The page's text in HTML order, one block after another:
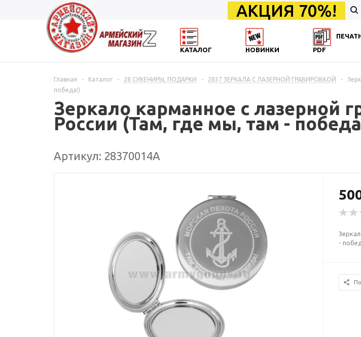
АКЦИЯ 70%!
КАТАЛОГ НОВИНКИ
PDF
Главная - Каталог - 28 СУВЕНИРЫ, ПОДАРКИ - 2837 ЗЕРКАЛА С ЛАЗЕРНОЙ ГРАВИРОВКОЙ -
победа!)
Зеркало карманное с лазерной
России (Там, где мы, там -
Артикул: 28370014А
-